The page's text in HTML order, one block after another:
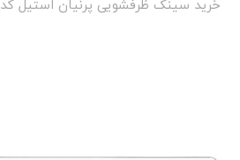
خرید سینک ظرفشویی پرنیان استیل کد ps 1214 توکار